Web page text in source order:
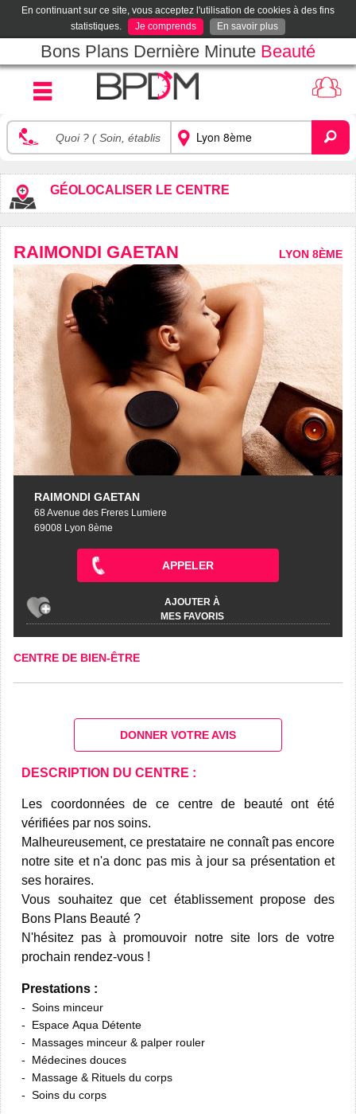
En continuant sur ce site, vous acceptez l'utilisation de cookies à des fins
statistiques.
Je comprends En savoir plus
Bons Plans Dernière Minute Beauté
GÉOLOCALISER LE CENTRE
RAIMONDI GAETAN LYON 8ÈME
RAIMONDI GAETAN
68 Avenue des Freres Lumiere
69008 Lyon 8ème
APPELER
AJOUTER À
MES FAVORIS
CENTRE DE BIEN-ÊTRE
DONNER VOTRE AVIS
DESCRIPTION DU CENTRE :
Les coordonnées de ce centre de beauté ont été
vérifiées par nos soins.
Malheureusement, ce prestataire ne connaît pas encore
notre site et n'a donc pas mis à jour sa présentation et
ses horaires.
Vous souhaitez que cet établissement propose des
Bons Plans Beauté ?
N'hésitez pas à promouvoir notre site lors de votre
prochain rendez-vous !
Prestations :
Soins minceur
Espace Aqua Détente
Massages minceur & palper rouler
Médecines douces
Massage & Rituels du corps
Soins du corps